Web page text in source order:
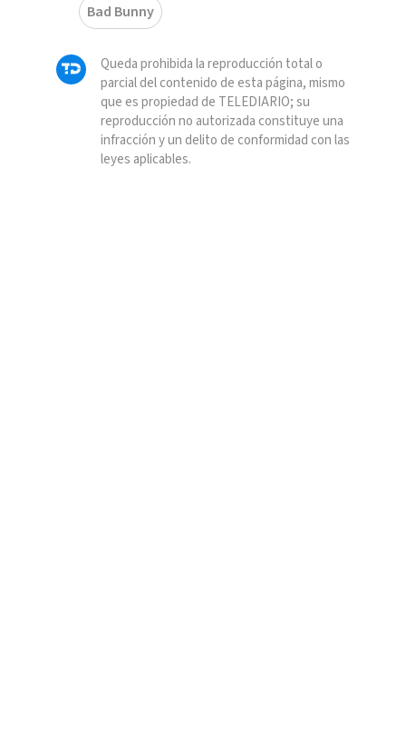
Bad Bunny
Queda prohibida la reproducción total o
parcial del contenido de esta página, mismo
que es propiedad de TELEDIARIO; su
reproducción no autorizada constituye una
infracción y un delito de conformidad con las
leyes aplicables.